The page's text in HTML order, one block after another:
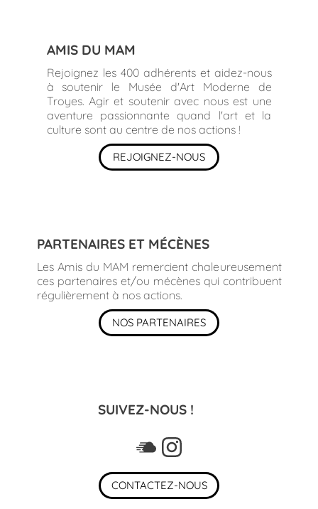
AMIS DU MAM
Rejoignez les 400 adhérents et aidez-nous
à soutenir le Musée d'Art Moderne de
Troyes. Agir et soutenir avec nous est une
aventure passionnante quand l'art et la
culture sont au centre de nos actions !
REJOIGNEZ-NOUS
PARTENAIRES ET MÉCÈNES
Les Amis du MAM remercient chaleureusement
ces partenaires et/ou mécènes qui contribuent
régulièrement à nos actions.
NOS PARTENAIRES
SUIVEZ-NOUS !
CONTACTEZ-NOUS